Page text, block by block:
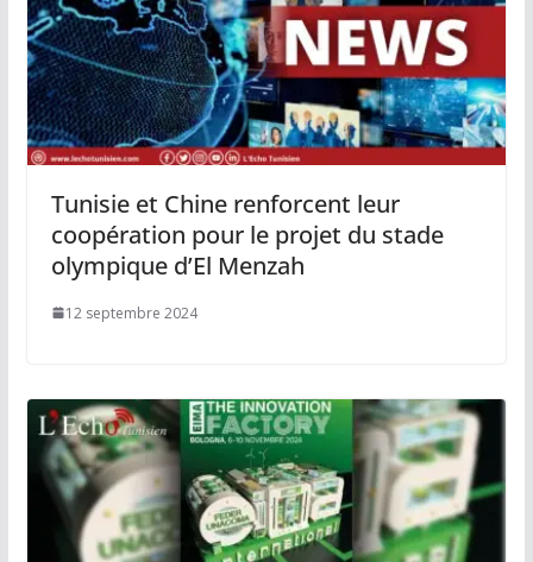
Tunisie et Chine renforcent leur
coopération pour le projet du stade
olympique d’El Menzah
12 septembre 2024